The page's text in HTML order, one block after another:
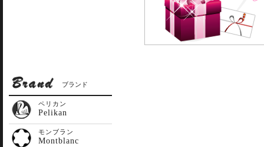
ブランド
ペリカン
Pelikan
モンブラン
Montblanc